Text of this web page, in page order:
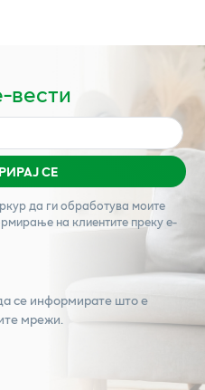
вести
СЕ
да ги обработува моите
на клиентите преку е-
се информирате што е
мрежи.